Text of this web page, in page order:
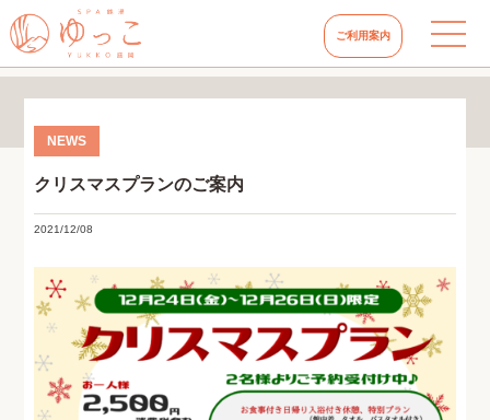
ご利用案内
クリスマスプランのご案内
2021/12/08